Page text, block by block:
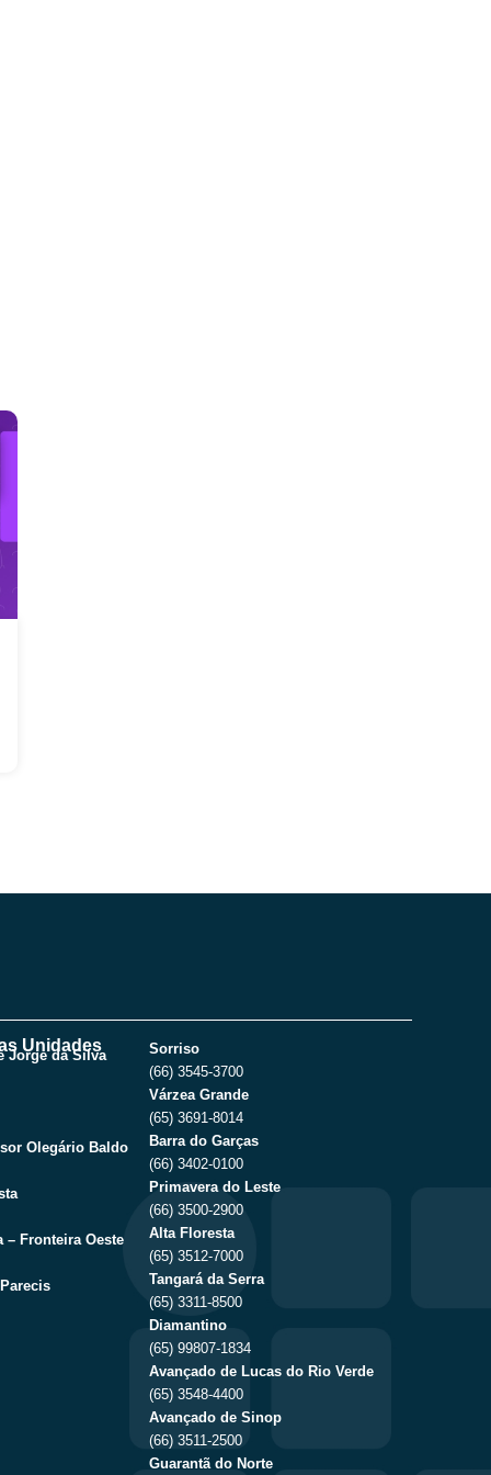
Unidades
Jorge da Silva
Olegário Baldo
– Fronteira Oeste
Sorriso
(66) 3545-3700
Várzea Grande
(65) 3691-8014
Barra do Garças
(66) 3402-0100
Primavera do Leste
(66) 3500-2900
Alta Floresta
(65) 3512-7000
Tangará da Serra
(65) 3311-8500
Diamantino
(65) 99807-1834
Avançado de Lucas do Rio Verde
(65) 3548-4400
Avançado de Sinop
(66) 3511-2500
Guarantã do Norte